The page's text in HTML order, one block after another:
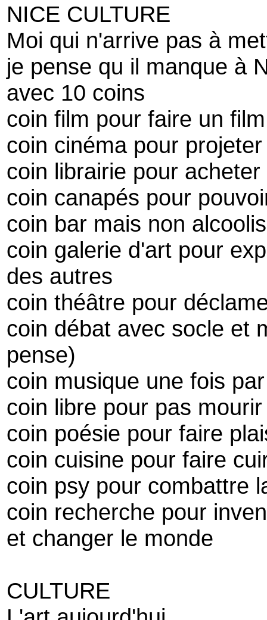
NICE CULTURE
Moi qui n'arrive pas à
je pense qu il manque à
avec 10 coins
coin film pour faire un film
coin cinéma pour
coin librairie pour
coin canapés pour
coin bar mais non
coin galerie d'art pour
des autres
coin théâtre pour
coin débat avec socle et
pense)
coin musique une fois
coin libre pour pas
coin poésie pour faire
coin cuisine pour faire
coin psy pour combattre
coin recherche pour
et changer le monde
CULTURE